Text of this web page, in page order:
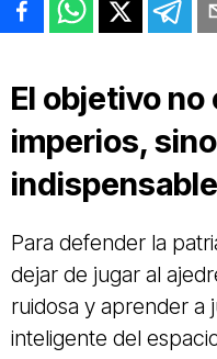
El objetivo
imperios,
Para defender la
dejar de jugar al
ruidosa y aprender a
inteligente del